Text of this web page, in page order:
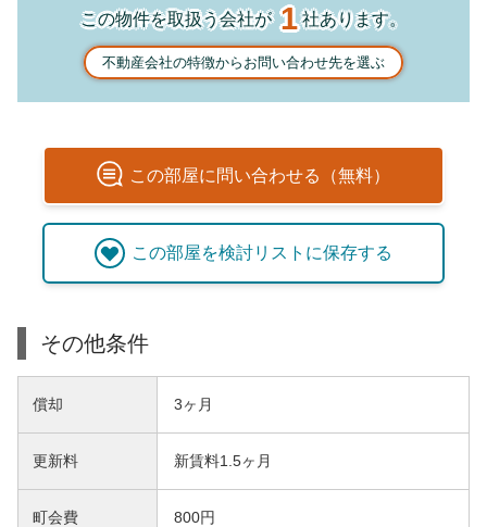
この物件を取扱う会社が1社あります。
不動産会社の特徴からお問い合わせ先を選ぶ
この部屋に問い合わせる（無料）
この部屋を検討リストに保存する
その他条件
償却 3ヶ月
更新料 新賃料1.5ヶ月
町会費 800円